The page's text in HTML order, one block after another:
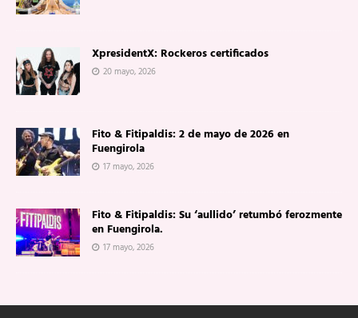
XpresidentX: Rockeros certificados
20 mayo, 2026
Fito & Fitipaldis: 2 de mayo de 2026 en
Fuengirola
17 mayo, 2026
Fito & Fitipaldis: Su ‘aullido’ retumbó ferozmente
en Fuengirola.
17 mayo, 2026